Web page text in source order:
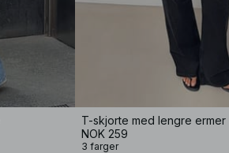
T-skjorte med lengre ermer
NOK 259
3 farger